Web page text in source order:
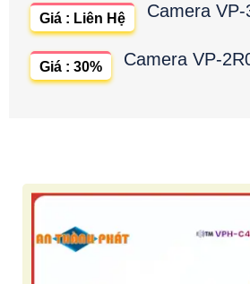
Camera
Giá : Liên Hệ
Camera VP-
Giá : 30%